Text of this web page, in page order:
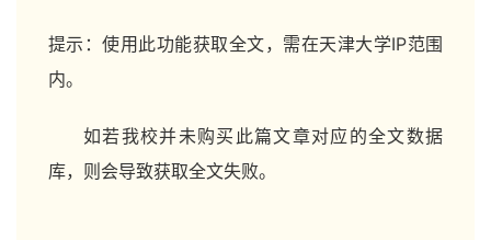
提示：使用此功能获取全文，需在天津大学IP范围
内。
如若我校并未购买此篇文章对应的全文数据
库，则会导致获取全文失败。